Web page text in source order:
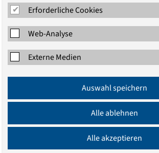
die Studienleiterin nach der
wir viele verschiedene inhaltliche und
Impulse aus der historisch-politischen
Antidiskriminierungsarbeit, der
mehr gesetzt. Das Interesse und die
weiterführenden Ideen für die Arbeit
unsere Erwartungen weit übertroffen.“
„Wir sind hier“ ist ein Anfang mit
und vielen Diskussionen. Was sind
Diskriminierung? Ist die verstärkte
Erforderliche Cookies
Web-Analyse
Externe Medien
Auswahl speichern
Alle ablehnen
Alle akzeptieren